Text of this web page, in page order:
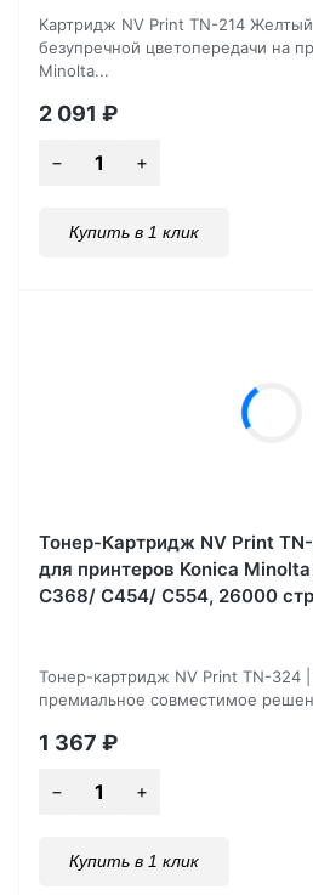
Картридж NV Print TN-214
безупречной цветопередачи на
Minolta...
2 091 ₽
Купить в 1 клик
Тонер-Картридж NV Print
для принтеров Konica
C368/ C454/ C554, 26000
Тонер-картридж NV Print TN-324
премиальное совместимое
1 367 ₽
Купить в 1 клик